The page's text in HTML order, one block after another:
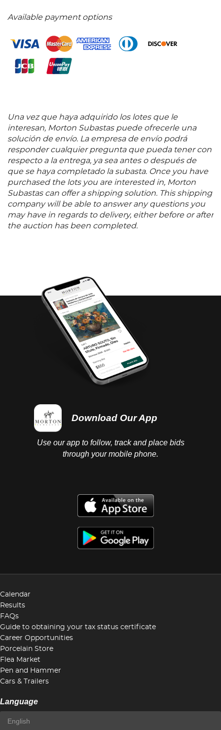
Available payment options
Una vez que haya adquirido los lotes que le
interesan, Morton Subastas puede ofrecerle una
solución de envío. La empresa de envío podrá
responder cualquier pregunta que pueda tener con
respecto a la entrega, ya sea antes o después de
que se haya completado la subasta. Once you have
purchased the lots you are interested in, Morton
Subastas can offer a shipping solution. This shipping
company will be able to answer any questions you
may have in regards to delivery, either before or after
the auction has been completed.
Download Our App
Use our app to follow, track and place bids
through your mobile phone.
Calendar
Results
FAQs
Guide to obtaining your tax status certificate
Career Opportunities
Porcelain Store
Flea Market
Pen and Hammer
Cars & Trailers
Language